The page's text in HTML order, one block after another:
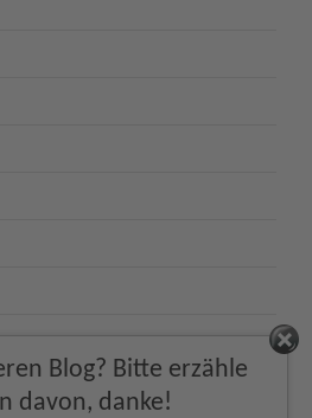
Blog? Bitte erzähle
davon, danke!
Facebook